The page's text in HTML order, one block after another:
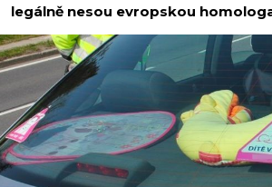
legálně nesou evropskou